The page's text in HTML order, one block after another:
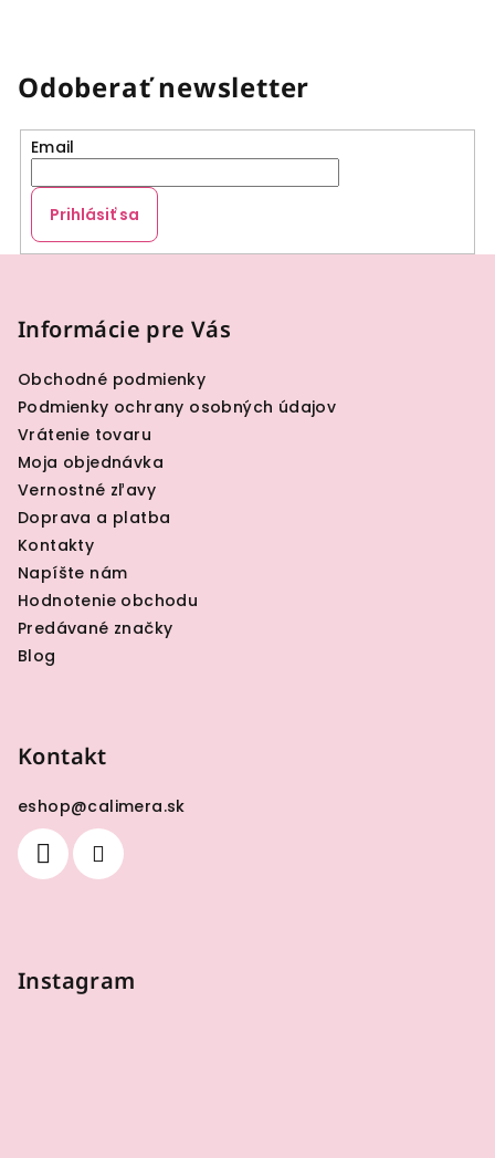
Odoberať newsletter
Email
Prihlásiť sa
Informácie pre Vás
Obchodné podmienky
Podmienky ochrany osobných údajov
Vrátenie tovaru
Moja objednávka
Vernostné zľavy
Doprava a platba
Kontakty
Napíšte nám
Hodnotenie obchodu
Predávané značky
Blog
Kontakt
eshop@calimera.sk
Instagram